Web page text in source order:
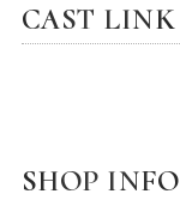
CAST LINK
SHOP INFO